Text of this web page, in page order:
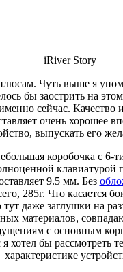
iRiver Story
Чуть выше я
бы заострить на
сейчас. Качество
очень хорошее
выпускать его
коробочка с
9.5 мм. Без
285г. Что касается
тут даже заглушки на
материалов,
с основным
хотел бы рассмотреть
характеристике